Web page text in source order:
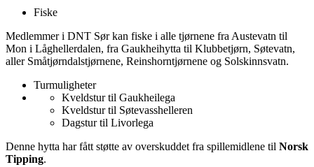
Fiske
Medlemmer i DNT Sør kan fiske i alle tjørnene fra Austevatn til
Mon i Låghellerdalen, fra Gaukheihytta til Klubbetjørn, Søtevatn,
aller Småtjørndalstjørnene, Reinshorntjørnene og Solskinnsvatn.
Turmuligheter
Kveldstur til Gaukheilega
Kveldstur til Søtevasshelleren
Dagstur til Livorlega
Denne hytta har fått støtte av overskuddet fra spillemidlene til Norsk
Tipping.